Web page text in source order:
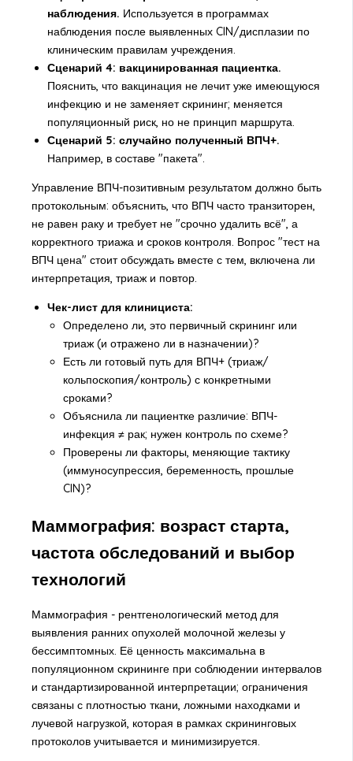
наблюдения. Используется в программах
наблюдения после выявленных CIN/дисплазии по
клиническим правилам учреждения.
Сценарий 4: вакцинированная пациентка.
Пояснить, что вакцинация не лечит уже имеющуюся
инфекцию и не заменяет скрининг; меняется
популяционный риск, но не принцип маршрута.
Сценарий 5: случайно полученный ВПЧ+.
Например, в составе "пакета".
Управление ВПЧ-позитивным результатом должно быть
протокольным: объяснить, что ВПЧ часто транзиторен,
не равен раку и требует не "срочно удалить всё", а
корректного триажа и сроков контроля. Вопрос "тест на
ВПЧ цена" стоит обсуждать вместе с тем, включена ли
интерпретация, триаж и повтор.
Чек-лист для клинициста:
Определено ли, это первичный скрининг или
триаж (и отражено ли в назначении)?
Есть ли готовый путь для ВПЧ+ (триаж/
кольпоскопия/контроль) с конкретными
сроками?
Объяснила ли пациентке различие: ВПЧ-
инфекция ≠ рак; нужен контроль по схеме?
Проверены ли факторы, меняющие тактику
(иммуносупрессия, беременность, прошлые
CIN)?
Маммография: возраст старта,
частота обследований и выбор
технологий
Маммография - рентгенологический метод для
выявления ранних опухолей молочной железы у
бессимптомных. Её ценность максимальна в
популяционном скрининге при соблюдении интервалов
и стандартизированной интерпретации; ограничения
связаны с плотностью ткани, ложными находками и
лучевой нагрузкой, которая в рамках скрининговых
протоколов учитывается и минимизируется.